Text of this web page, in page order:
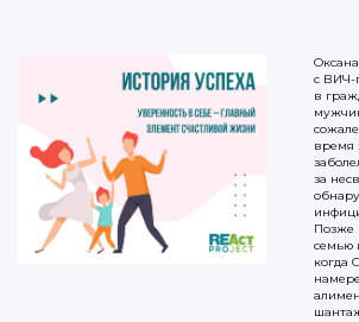
с ВИЧ-
в
время
за
Позже
семью
когда